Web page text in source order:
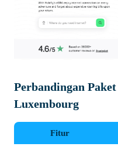
Perbandingan
Luxembourg
Fitur